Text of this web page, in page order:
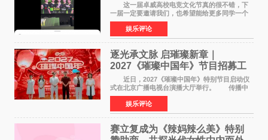
这一届卓威高校电竞文化节真的很不错，下
一届一定要邀请我们，也希望能给更多同学一个
来到现场的机会。 2026卓威高校电竞文化节
已经落下帷幕，在活动结束后，仍有不少高校电
竞社负责人和现
娱乐评论
逐光承文脉 启璀璨新章｜
2027《璀璨中国年》节目招募工
作圆满启动
近日，2027《璀璨中国年》特别节目启动仪
式在北京广播电视台演播大厅举行。 传播中
华优秀传统文化，弘扬纯正国风艺术，打造高规
格、高质感、正能量的文艺盛典，是璀璨中国年
矢志不渝的初心
娱乐评论
赛立复成为《辣妈辣么美》特别